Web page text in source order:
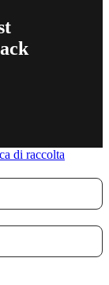
di raccolta